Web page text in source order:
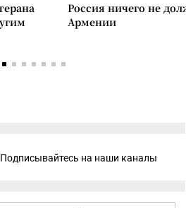
Россия ничего не
Армении
Подписывайтесь на наши каналы